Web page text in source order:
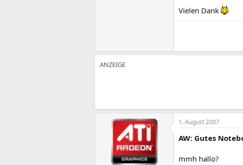
Vielen Dank
1. August 2007
AW: Gutes
mmh hallo?